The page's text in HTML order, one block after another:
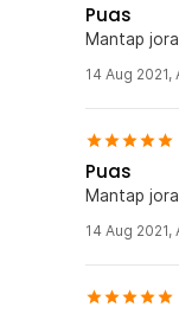
Puas
Mantap
14 Aug 2021,
Puas
Mantap
14 Aug 2021,